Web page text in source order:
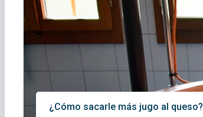
¿Cómo sacarle más jugo al queso?